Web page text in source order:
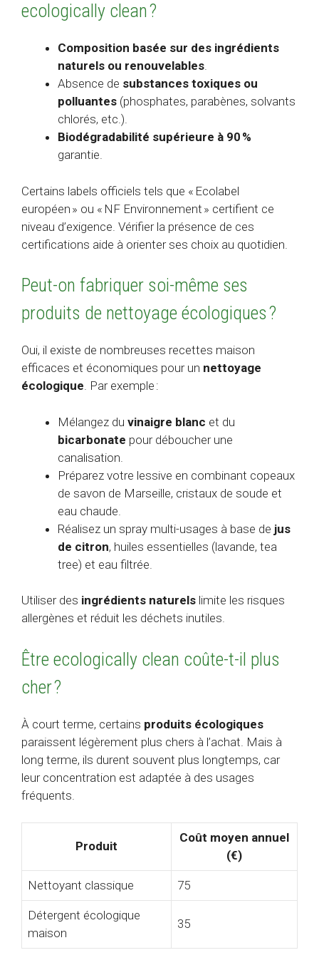
ecologically clean ?
Composition basée sur des ingrédients
naturels ou renouvelables.
Absence de substances toxiques ou
polluantes (phosphates, parabènes, solvants
chlorés, etc.).
Biodégradabilité supérieure à 90 %
garantie.
Certains labels officiels tels que « Ecolabel
européen » ou « NF Environnement » certifient ce
niveau d’exigence. Vérifier la présence de ces
certifications aide à orienter ses choix au quotidien.
Peut-on fabriquer soi-même ses
produits de nettoyage écologiques ?
Oui, il existe de nombreuses recettes maison
efficaces et économiques pour un nettoyage
écologique. Par exemple :
Mélangez du vinaigre blanc et du
bicarbonate pour déboucher une
canalisation.
Préparez votre lessive en combinant copeaux
de savon de Marseille, cristaux de soude et
eau chaude.
Réalisez un spray multi-usages à base de jus
de citron, huiles essentielles (lavande, tea
tree) et eau filtrée.
Utiliser des ingrédients naturels limite les risques
allergènes et réduit les déchets inutiles.
Être ecologically clean coûte-t-il plus
cher ?
À court terme, certains produits écologiques
paraissent légèrement plus chers à l’achat. Mais à
long terme, ils durent souvent plus longtemps, car
leur concentration est adaptée à des usages
fréquents.
Produit
Coût moyen annuel
(€)
Nettoyant classique 75
Détergent écologique
maison
35